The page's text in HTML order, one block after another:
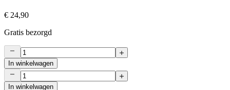
€ 24,90
Gratis bezorgd
In winkelwagen
In winkelwagen